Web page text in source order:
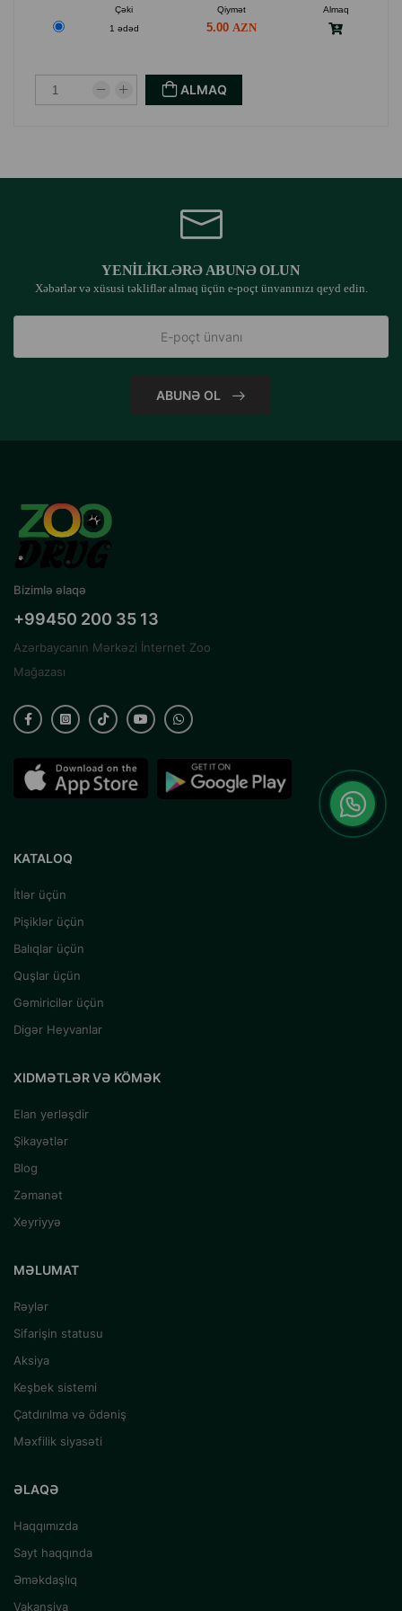
Çəki Qiymət
Almaq
1 ədəd
5.00
ALMAQ
YENILIKLƏRƏ ABUNƏ OLUN
Xəbərlər və xüsusi təkliflər almaq üçün e-poçt ünvanınızı qeyd edin.
ABUNƏ OL
Bizimlə əlaqə
+99450 200 35 13
Azərbaycanın Mərkəzi İnternet Zoo
Mağazası
KATALOQ
İtlər üçün
Pişiklər üçün
Balıqlar üçün
Quşlar üçün
Gəmiricilər üçün
Digər Heyvanlar
XIDMƏTLƏR VƏ KÖMƏK
Elan yerləşdir
Şikayətlər
Blog
Zəmanət
Xeyriyyə
MƏLUMAT
Rəylər
Sifarişin statusu
Aksiya
Keşbek sistemi
Çatdırılma və ödəniş
Məxfilik siyasəti
ƏLAQƏ
Haqqımızda
Sayt haqqında
Əməkdaşlıq
Vakansiya